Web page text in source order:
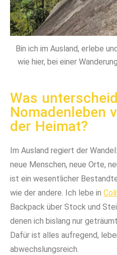
Bin ich im Ausland, erlebe
wie hier, bei einer
Was
Nomadenleben
der Heimat?
Im Ausland regiert der
neue Menschen, neue Orte,
ist ein wesentlicher
wie der andere. Ich lebe in
Backpack über Stock und
denen ich bislang nur
Dafür ist alles aufregend,
abwechslungsreich.